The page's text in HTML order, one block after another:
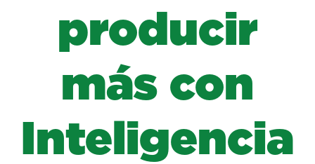
producir
más con
Inteligencia